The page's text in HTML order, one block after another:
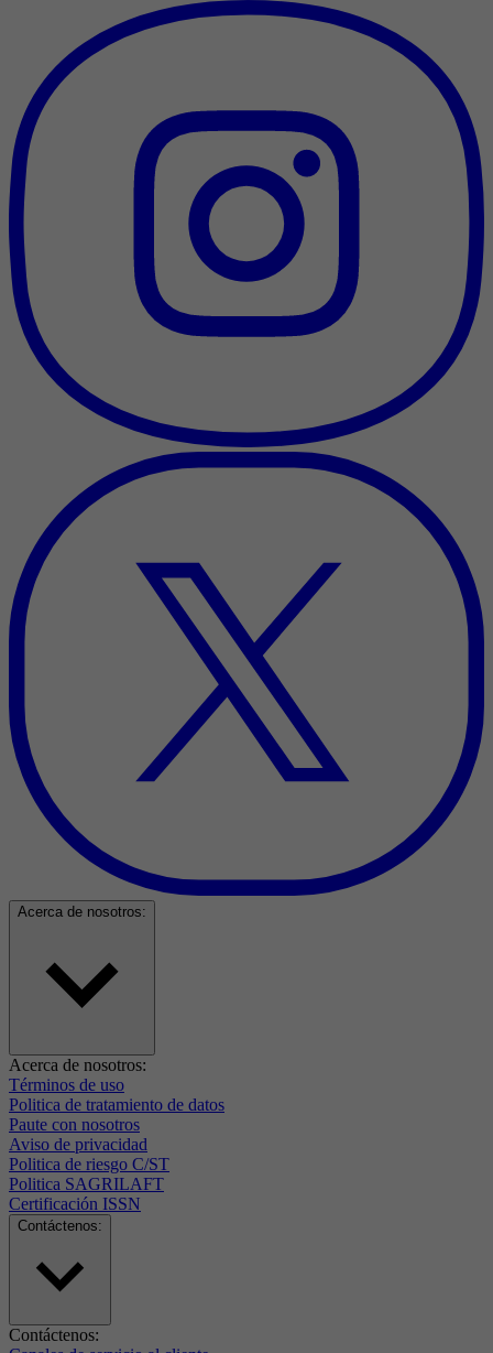
Acerca de nosotros:
Acerca de nosotros:
Términos de uso
Politica de tratamiento de datos
Paute con nosotros
Aviso de privacidad
Politica de riesgo C/ST
Politica SAGRILAFT
Certificación ISSN
Contáctenos:
Contáctenos: